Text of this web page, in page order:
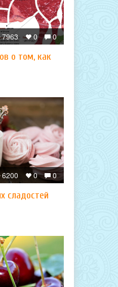
0
0
7963
о том, как
0
0
6200
сладостей